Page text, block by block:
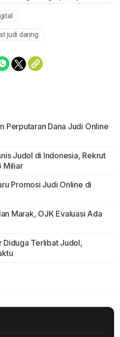
judi daring
Perputaran Dana Judi Online
Judol di Indonesia, Rekrut
Miliar
Promosi Judi Online di
Marak, OJK Evaluasi Ada
Diduga Terlibat Judol,